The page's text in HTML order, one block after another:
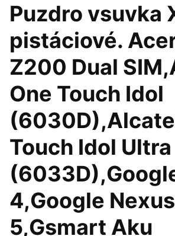
Puzdro vsuvka
pistáciové.
Z200 Dual
One Touch Idol
Touch Idol Ultra
4,Google Nexus
5,Gsmart Aku